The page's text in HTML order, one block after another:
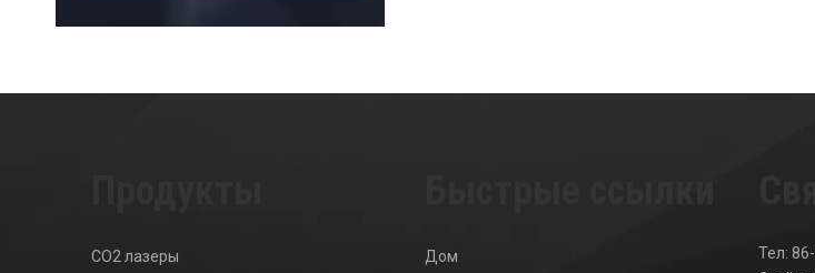
CO2 лазеры
Дом
Тел: